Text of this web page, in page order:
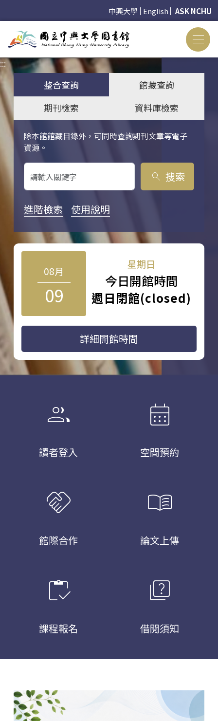
中興大學 English ASK NCHU
:::
整合查詢
館藏查詢
期刊檢索
資料庫檢索
除本館館藏目錄外，可同時查詢期刊文章等電子
資源。
關鍵字搜尋
search 搜索
進階檢索 使用說明
08月
09
星期日
今日開館時間
週日閉館(closed)
詳細開館時間
group
讀者登入
calendar_month
空間預約
handshake
館際合作
menu_book
論文上傳
inventory
課程報名
quiz
借閱須知